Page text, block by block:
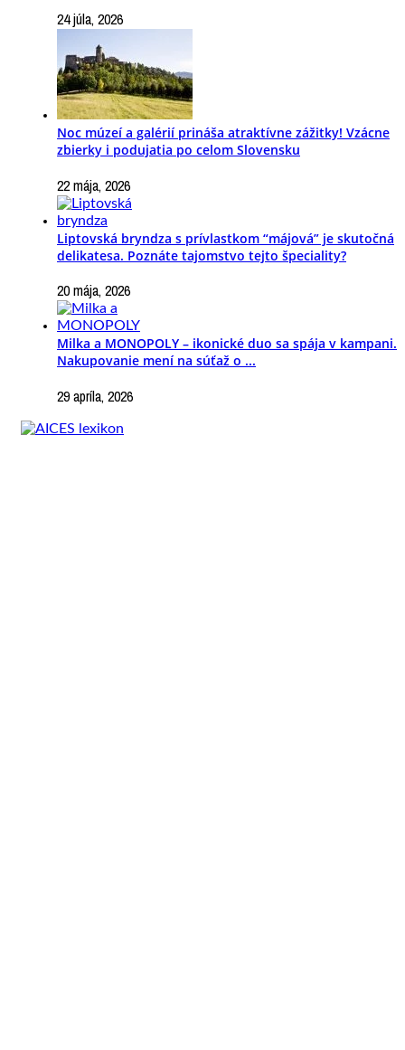
24 júla, 2026
Noc múzeí a galérií prináša atraktívne zážitky! Vzácne
zbierky i podujatia po celom Slovensku
22 mája, 2026
Liptovská bryndza s prívlastkom “májová” je skutočná
delikatesa. Poznáte tajomstvo tejto špeciality?
20 mája, 2026
Milka a MONOPOLY – ikonické duo sa spája v kampani.
Nakupovanie mení na súťaž o ...
29 apríla, 2026